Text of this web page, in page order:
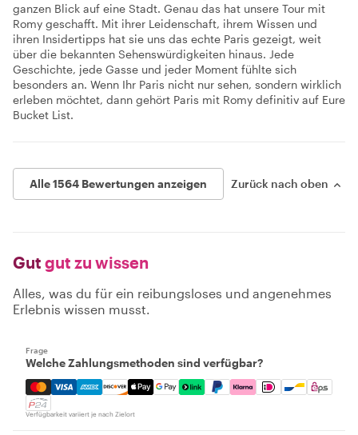
ganzen Blick auf eine Stadt. Genau das hat unsere Tour mit
Romy geschafft. Mit ihrer Leidenschaft, ihrem Wissen und
ihren Insidertipps hat sie uns das echte Paris gezeigt, weit
über die bekannten Sehenswürdigkeiten hinaus. Jede
Geschichte, jede Gasse und jeder Moment fühlte sich
besonders an. Wenn Ihr Paris nicht nur sehen, sondern wirklich
erleben möchtet, dann gehört Paris mit Romy definitiv auf Eure
Bucket List.
Alle 1564 Bewertungen anzeigen Zurück nach oben
Gut gut zu wissen
Alles, was du für ein reibungsloses und angenehmes
Erlebnis wissen musst.
Frage
Welche Zahlungsmethoden sind verfügbar?
Mastercard, Visa, Amex, Discover, Apple Pay, Google
Verfügbarkeit variiert je nach Zielort